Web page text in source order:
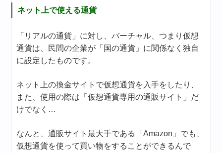
ネット上で使える通貨
「リアルの通貨」に対し、バーチャル、つまり仮想
通貨は、民間の企業が「国の通貨」に関係なく独自
に設定したものです。
ネット上の換金サイトで仮想通貨を入手をしたり、
また、使用の際は「仮想通貨専用の通販サイト」だ
けでなく…
なんと、通販サイト最大手である「Amazon」でも、
仮想通貨を使って買い物をすることができるんで